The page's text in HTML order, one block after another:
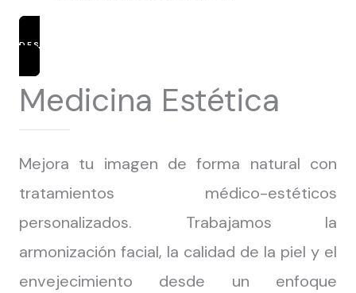
DESCUBRIR TRATAMIENTOS
Medicina Estética
Mejora tu imagen de forma natural con
tratamientos médico-estéticos
personalizados. Trabajamos la
armonización facial, la calidad de la piel y el
envejecimiento desde un enfoque